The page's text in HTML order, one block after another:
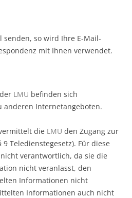
senden, so wird Ihre E-Mail-
mit Ihnen verwendet.
LMU befinden sich
anderen Internetangeboten.
die LMU den Zugang zur
Teledienstegesetz). Für diese
verantwortlich, da sie die
nicht veranlasst, den
Informationen nicht
Informationen auch nicht